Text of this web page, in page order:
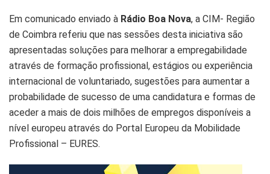
Em comunicado enviado à Rádio Boa Nova, a CIM- Região
de Coimbra referiu que nas sessões desta iniciativa são
apresentadas soluções para melhorar a empregabilidade
através de formação profissional, estágios ou experiência
internacional de voluntariado, sugestões para aumentar a
probabilidade de sucesso de uma candidatura e formas de
aceder a mais de dois milhões de empregos disponíveis a
nível europeu através do Portal Europeu da Mobilidade
Profissional – EURES.